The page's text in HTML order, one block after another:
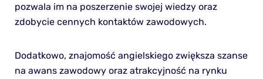
pozwala im na poszerzenie swojej wiedzy oraz
zdobycie cennych kontaktów zawodowych.
Dodatkowo, znajomość angielskiego zwiększa szanse
na awans zawodowy oraz atrakcyjność na rynku